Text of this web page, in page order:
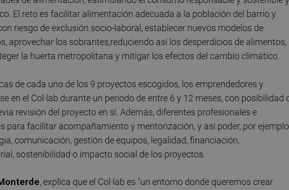
El reto es facilitar alimentación adecuada a la población del barrio y
riesgo de exclusión socio-laboral, establecer nuevos modelos de
aprovechar los sobrantes,reduciendo así los desperdicios de alimentos,
la huerta metropolitana y mitigar los efectos del cambio climático.
de cada uno de los 9 proyectos escogidos, los emprendedores y
en el Col·lab durante un periodo de entre 6 y 12 meses, con posibilidad
revisión del proyecto en sí. Además, diferentes profesionales e
para facilitar acompañamiento y mentorización, y así poder, por
comunicación, gestión de equipos, legalidad, financiación,
sostenibilidad o impacto social de los proyectos.
, explica que el Col·lab es "un entorno donde queremos crear